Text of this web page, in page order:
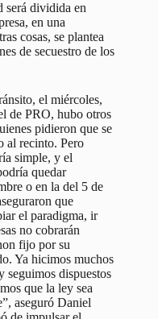
será dividida en
en una
cosas, se plantea
de secuestro de los
el miércoles,
de PRO, hubo otros
pidieron que se
al recinto. Pero
simple, y el
quedar
o en la del 5 de
que
el paradigma, ir
no cobrarán
fijo por su
Ya hicimos muchos
seguimos dispuestos
que la ley sea
aseguró Daniel